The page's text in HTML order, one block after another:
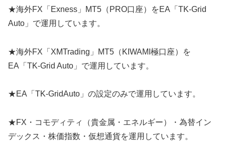
★海外FX「Exness」MT5（PRO口座）をEA「TK-Grid
Auto」で運用しています。
★海外FX「XMTrading」MT5（KIWAMI極口座）を
EA「TK-Grid Auto」で運用しています。
★EA「TK-GridAuto」の設定のみで運用しています。
★FX・コモディティ（貴金属・エネルギー）・為替イン
デックス・株価指数・仮想通貨を運用しています。